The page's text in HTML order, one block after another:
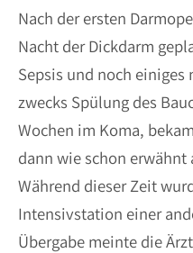
Nach der ersten
Nacht der Dickdarm
Sepsis und noch einiges
zwecks Spülung des
Wochen im Koma,
dann wie schon
Während dieser Zeit
Intensivstation einer
Übergabe meinte die